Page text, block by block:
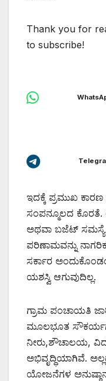
Thank you for
to subscribe!
ಇದಕ್ಕೆ ಪ್ರಮುಖ
ಸಂಪನ್ಮೂಲದ ಕೊರತೆ.
ಅಥವಾ ಬಜೆಟ್ ಸಮಸ್ಯೆ
ಪರಿಣಾಮವನ್ನು
ಸರ್ಕಾರ
ಯಶಸ್ವಿ ಆಗುವುದಿಲ್ಲ.
ಗ್ರಾಮ ಪಂಚಾಯತಿ
ಮೂಲಭೂತ
ನೀರು,ಶೌಚಾಲಯ,
ಅಭಿವೃದ್ಧಿಯಾಗಿವೆ.
ಯೋಜನೆಗಳ